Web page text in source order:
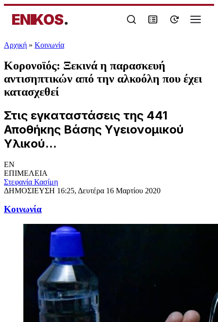
ENIKOS.
Αρχική » Κοινωνία
Κορονοϊός: Ξεκινά η παρασκευή
αντισηπτικών από την αλκοόλη που έχει
κατασχεθεί
Στις εγκαταστάσεις της 441
Αποθήκης Βάσης Υγειονομικού
Υλικού...
EN
ΕΠΙΜΕΛΕΙΑ
Στεφανία Κασίμη
ΔΗΜΟΣΙΕΥΣΗ 16:25, Δευτέρα 16 Μαρτίου 2020
Κοινωνία